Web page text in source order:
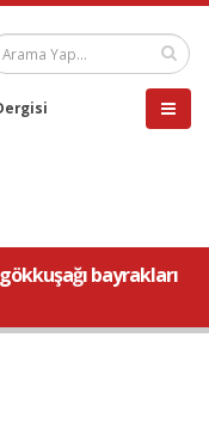
bayrakları